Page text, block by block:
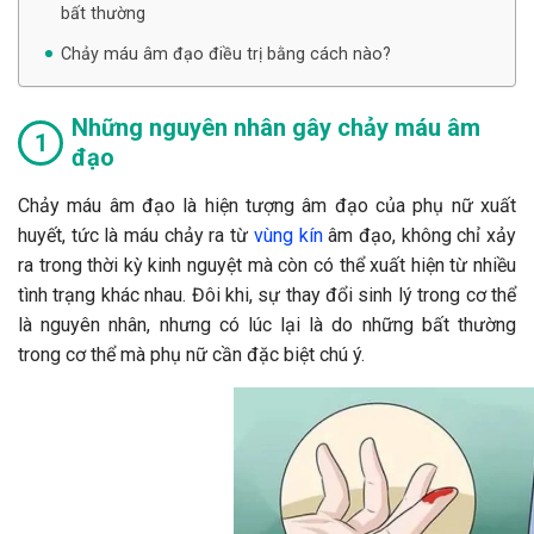
bất thường
Chảy máu âm đạo điều trị bằng cách nào?
Những nguyên nhân gây chảy máu âm
đạo
Chảy máu âm đạo là hiện tượng âm đạo của phụ nữ xuất
huyết, tức là máu chảy ra từ vùng kínâm đạo, không chỉ xảy
ra trong thời kỳ kinh nguyệt mà còn có thể xuất hiện từ nhiều
tình trạng khác nhau. Đôi khi, sự thay đổi sinh lý trong cơ thể
là nguyên nhân, nhưng có lúc lại là do những bất thường
trong cơ thể mà phụ nữ cần đặc biệt chú ý.